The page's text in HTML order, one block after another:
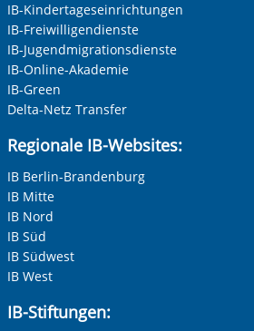
IB-Kindertageseinrichtungen
IB-Freiwilligendienste
IB-Jugendmigrationsdienste
IB-Online-Akademie
IB-Green
Delta-Netz Transfer
Regionale IB-Websites:
IB Berlin-Brandenburg
IB Mitte
IB Nord
IB Süd
IB Südwest
IB West
IB-Stiftungen: